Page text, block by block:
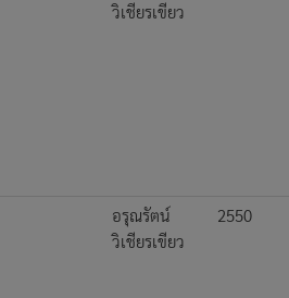
วิเชียรเขียว
อรุณรัตน์
วิเชียรเขียว
2550